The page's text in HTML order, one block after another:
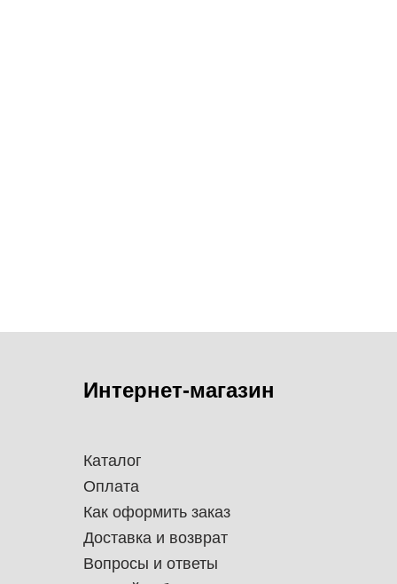
Интернет-магазин
Каталог
Оплата
Как оформить заказ
Доставка и возврат
Вопросы и ответы